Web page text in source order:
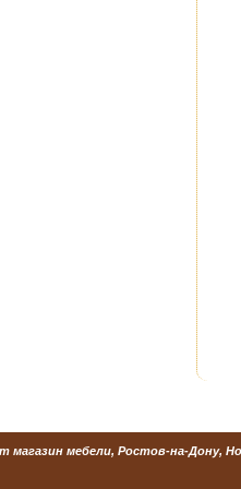
магазин мебели, Ростов-на-Дону,